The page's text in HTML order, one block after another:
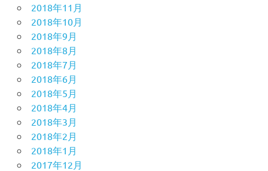
2018年11月
2018年10月
2018年9月
2018年8月
2018年7月
2018年6月
2018年5月
2018年4月
2018年3月
2018年2月
2018年1月
2017年12月